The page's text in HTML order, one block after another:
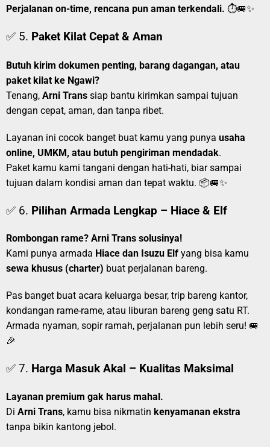
Perjalanan on-time, rencana pun aman terkendali. ⏱️🚐✨
✅ 5. Paket Kilat Cepat & Aman
Butuh kirim dokumen penting, barang dagangan, atau
paket kilat ke Ngawi?
Tenang, Arni Trans siap bantu kirimkan sampai tujuan
dengan cepat, aman, dan tanpa ribet.
Layanan ini cocok banget buat kamu yang punya usaha
online, UMKM, atau butuh pengiriman mendadak.
Paket kamu kami tangani dengan hati-hati, biar sampai
tujuan dalam kondisi aman dan tepat waktu. 📦🚐✨
✅ 6. Pilihan Armada Lengkap – Hiace & Elf
Rombongan rame? Arni Trans solusinya!
Kami punya armada Hiace dan Isuzu Elf yang bisa kamu
sewa khusus (charter) buat perjalanan bareng.
Pas banget buat acara keluarga besar, trip bareng kantor,
kondangan rame-rame, atau liburan bareng geng satu RT.
Armada nyaman, sopir ramah, perjalanan pun lebih seru! 🚐
🎉
✅ 7. Harga Masuk Akal – Kualitas Maksimal
Layanan premium gak harus mahal.
Di Arni Trans, kamu bisa nikmatin kenyamanan ekstra
tanpa bikin kantong jebol.